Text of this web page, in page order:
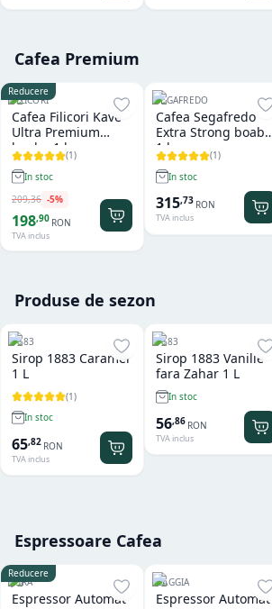
Cafea Premium
Reducere
FILICORI
Cafea Filicori Kave
Ultra Premium
boabe 1 kg
(1)
In stoc
209,36 -5%
198,90 RON
TVA inclus
SEGAFREDO
Cafea Segafredo
Extra Strong boabe
1 kg
(1)
In stoc
315,73 RON
TVA inclus
Produse de sezon
1883
Sirop 1883 Caramel
1 L
(1)
In stoc
65,82 RON
TVA inclus
1883
Sirop 1883 Vanilie
fara Zahar 1 L
In stoc
56,86 RON
TVA inclus
Espressoare Cafea
Reducere
JURA
Espressor Automat
GAGGIA
Espressor Automat